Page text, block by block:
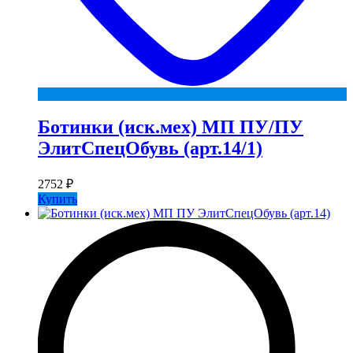
Ботинки (иск.мех) МП ПУ/ПУ
ЭлитСпецОбувь (арт.14/1)
2752 ₽
Купить